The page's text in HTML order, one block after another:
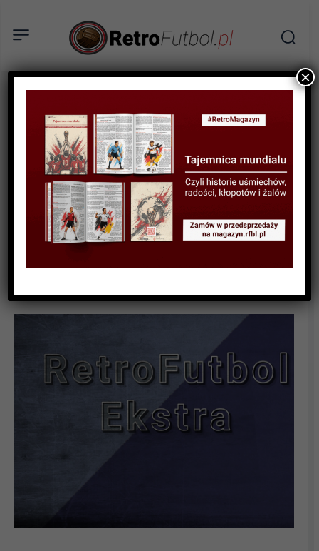
RELACJE
Wirus grypy, napięty
terminarz i charakter
trenera – reminiscencje po
meczach OPTeam Energia
Polska Resovii z drużynami
z Wrocławia
×